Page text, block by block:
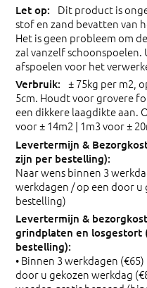
Dit product is
stof en zand bevatten van
Het is geen probleem om
zal vanzelf
afspoelen voor het
± 75kg per m2,
5cm. Houdt voor grovere
een dikkere laagdikte aan.
voor ± 14m2 | 1m3 voor ±
Naar wens binnen 3
werkdagen / op een door u
bestelling)
• Binnen 3 werkdagen
door u gekozen werkdag